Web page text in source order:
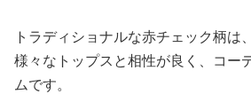
トラディショナルな赤チェック柄は
様々なトップスと相性が良く、コー
ムです。